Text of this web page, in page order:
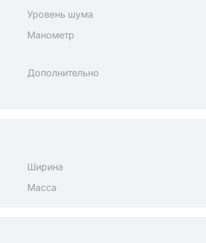
Уровень шума
Манометр
Дополнительно
Ширина
Масса